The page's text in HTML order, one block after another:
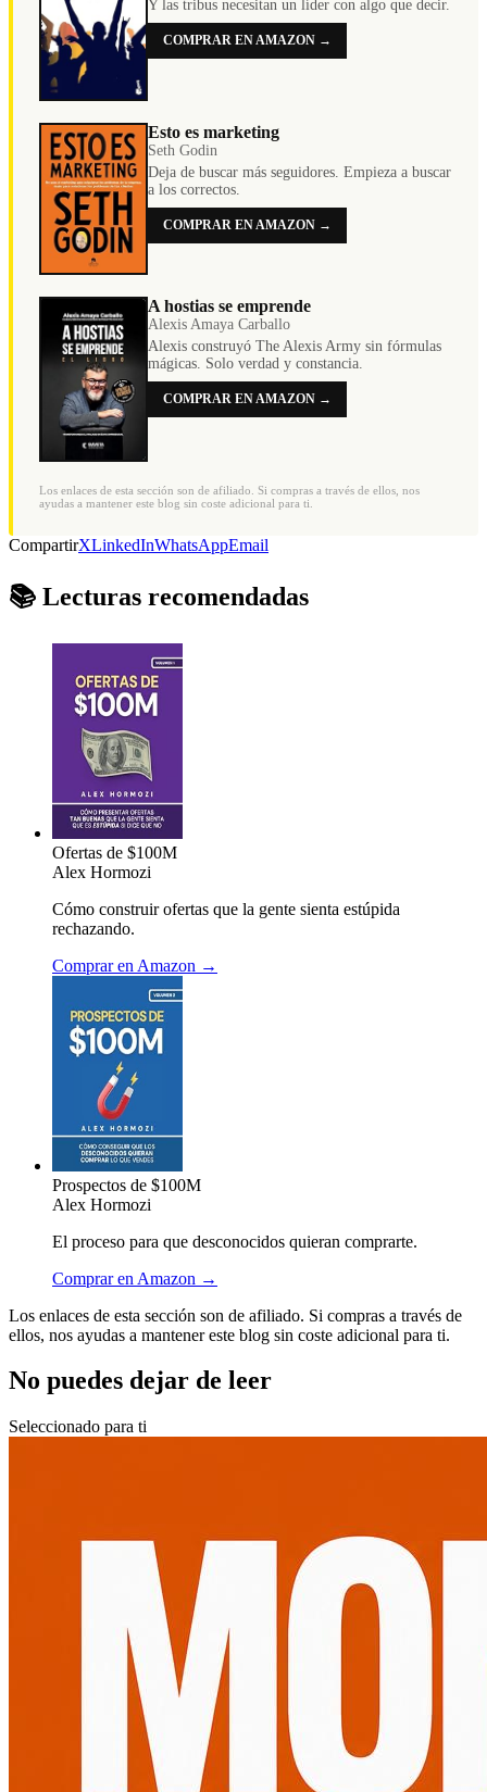
Y las tribus necesitan un líder con algo que decir.
COMPRAR EN AMAZON →
Esto es marketing
Seth Godin
Deja de buscar más seguidores. Empieza a buscar
a los correctos.
COMPRAR EN AMAZON →
A hostias se emprende
Alexis Amaya Carballo
Alexis construyó The Alexis Army sin fórmulas
mágicas. Solo verdad y constancia.
COMPRAR EN AMAZON →
Los enlaces de esta sección son de afiliado. Si compras a través de ellos, nos
ayudas a mantener este blog sin coste adicional para ti.
CompartirXLinkedInWhatsAppEmail
📚 Lecturas recomendadas
Ofertas de $100M
Alex Hormozi
Cómo construir ofertas que la gente sienta estúpida
rechazando.
Comprar en Amazon →
Prospectos de $100M
Alex Hormozi
El proceso para que desconocidos quieran comprarte.
Comprar en Amazon →
Los enlaces de esta sección son de afiliado. Si compras a través de
ellos, nos ayudas a mantener este blog sin coste adicional para ti.
No puedes dejar de leer
Seleccionado para ti